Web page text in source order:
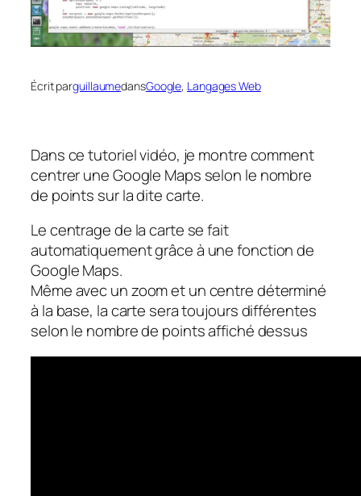
Écrit parguillaumedansGoogle, Langages Web
Dans ce tutoriel vidéo, je montre comment
centrer une Google Maps selon le nombre
de points sur la dite carte.
Le centrage de la carte se fait
automatiquement grâce à une fonction de
Google Maps.
Même avec un zoom et un centre déterminé
à la base, la carte sera toujours différentes
selon le nombre de points affiché dessus